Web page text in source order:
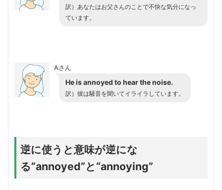
訳） あなたはお父さんのことで不快な気分になっ
ています。
Aさん
He is annoyed to hear the noise.
訳） 彼は騒音を聞いてイライラしています。
逆に使うと意味が逆にな
る”annoyed”と“annoying”